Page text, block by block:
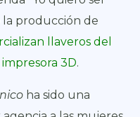
la producción de
llaveros del
3D.
ha sido una